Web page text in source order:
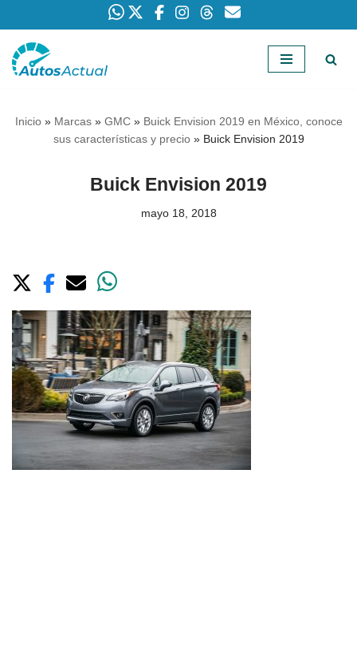
Saltar
Inicio» Marcas» GMC» Buick Envision 2019 en México, conoce
sus características y precio» Buick Envision 2019
Buick Envision 2019
mayo 18, 2018